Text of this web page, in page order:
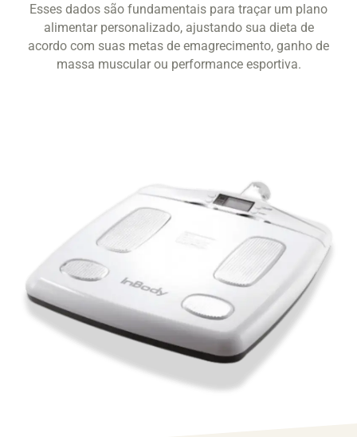
Esses dados são fundamentais para traçar um plano
alimentar personalizado, ajustando sua dieta de
acordo com suas metas de emagrecimento, ganho de
massa muscular ou performance esportiva.